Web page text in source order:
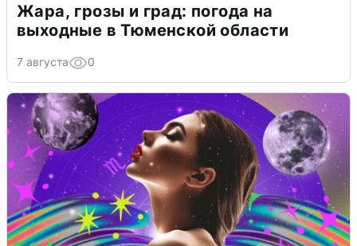
Жара, грозы и град: погода на
выходные в Тюменской области
7 августа 0